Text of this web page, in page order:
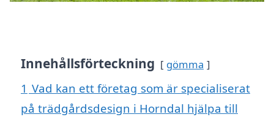
Innehållsförteckning gömma
1 Vad kan ett företag som är specialiserat
på trädgårdsdesign i Horndal hjälpa till